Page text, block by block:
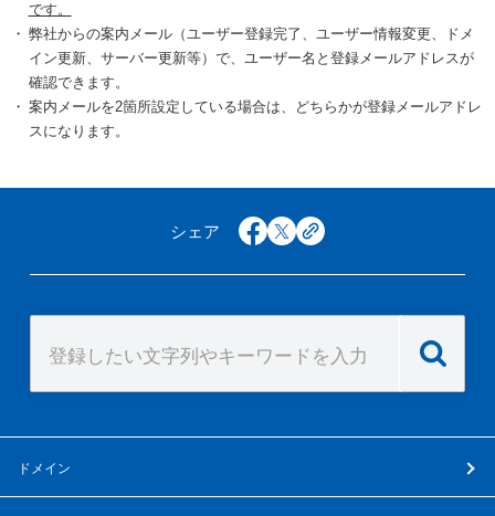
です。
弊社からの案内メール（ユーザー登録完了、ユーザー情報変更、ドメ
イン更新、サーバー更新等）で、ユーザー名と登録メールアドレスが
確認できます。
案内メールを2箇所設定している場合は、どちらかが登録メールアドレ
スになります。
シェア facebook
x copy
ドメイン